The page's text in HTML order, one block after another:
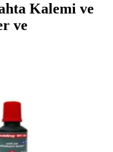
Kalemi ve
ve